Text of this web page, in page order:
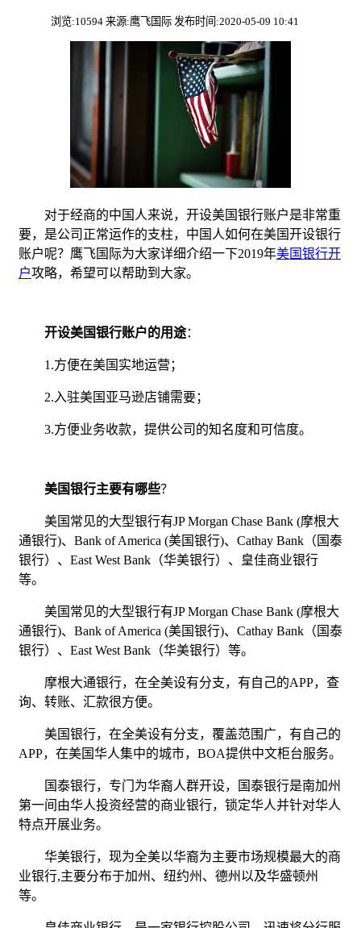
浏览:10594 来源:鹰飞国际 发布时间:2020-05-09 10:41
对于经商的中国人来说，开设美国银行账户是非常重
要，是公司正常运作的支柱，中国人如何在美国开设银行
账户呢？鹰飞国际为大家详细介绍一下2019年美国银行开
户攻略，希望可以帮助到大家。
开设美国银行账户的用途：
1.方便在美国实地运营；
2.入驻美国亚马逊店铺需要；
3.方便业务收款，提供公司的知名度和可信度。
美国银行主要有哪些？
美国常见的大型银行有JP Morgan Chase Bank (摩根大
通银行)、Bank of America (美国银行)、Cathay Bank（国泰
银行）、East West Bank（华美银行）、皇佳商业银行
等。
美国常见的大型银行有JP Morgan Chase Bank (摩根大
通银行)、Bank of America (美国银行)、Cathay Bank（国泰
银行）、East West Bank（华美银行）等。
摩根大通银行，在全美设有分支，有自己的APP，查
询、转账、汇款很方便。
美国银行，在全美设有分支，覆盖范围广，有自己的
APP，在美国华人集中的城市，BOA提供中文柜台服务。
国泰银行，专门为华裔人群开设，国泰银行是南加州
第一间由华人投资经营的商业银行，锁定华人并针对华人
特点开展业务。
华美银行，现为全美以华裔为主要市场规模最大的商
业银行,主要分布于加州、纽约州、德州以及华盛顿州
等。